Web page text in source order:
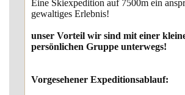
Eine Skiexpedition auf 7500m ein
gewaltiges Erlebnis!
unser Vorteil wir sind mit einer
persönlichen Gruppe unterwegs!
Vorgesehener Expeditionsablauf: